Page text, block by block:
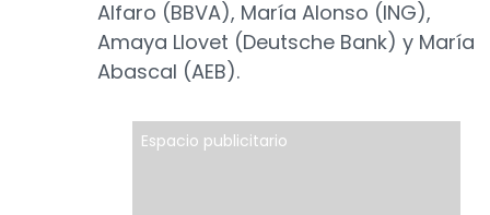
Alfaro (BBVA), María Alonso (ING),
Amaya Llovet (Deutsche Bank) y María
Abascal (AEB).
Espacio publicitario